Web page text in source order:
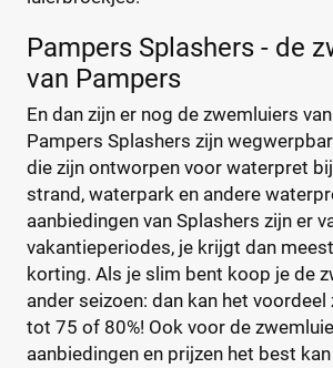
Pampers Splashers - de
van Pampers
En dan zijn er nog de zwemluiers
Pampers Splashers zijn
die zijn ontworpen voor waterpret
strand, waterpark en andere
aanbiedingen van Splashers zijn er
vakantieperiodes, je krijgt dan
korting. Als je slim bent koop je de
ander seizoen: dan kan het
tot 75 of 80%! Ook voor de
aanbiedingen en prijzen het best